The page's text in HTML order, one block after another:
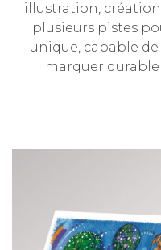
illustration,
plusieurs pistes
unique, capable
marquer